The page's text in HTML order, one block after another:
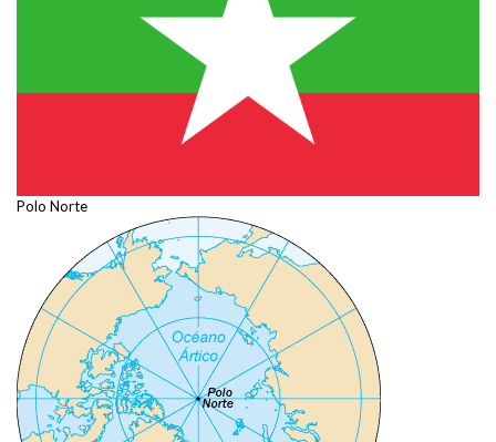
Polo Norte